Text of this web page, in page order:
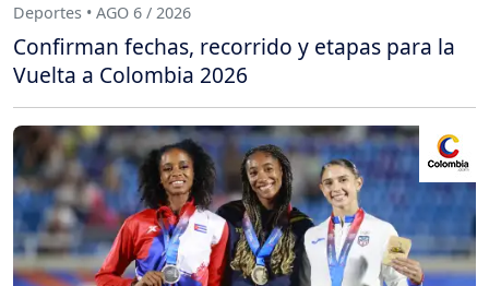
Deportes • AGO 6 / 2026
Confirman fechas, recorrido y etapas para la
Vuelta a Colombia 2026